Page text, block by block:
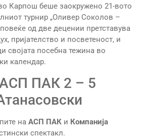
Карпош беше заокружено 21-вото
турнир „Оливер Соколов –
од две децении претставува
пријателство и посветеност, и
својата посебна тежина во
календар.
ПАК 2 – 5
на АСП ПАК и Компанија
спектакл.